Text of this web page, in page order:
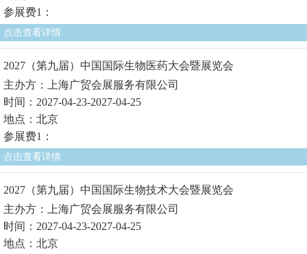
参展费1：
点击查看详情
2027（第九届）中国国际生物医药大会暨展览会
主办方：上海广贸会展服务有限公司
时间：2027-04-23-2027-04-25
地点：北京
参展费1：
点击查看详情
2027（第九届）中国国际生物技术大会暨展览会
主办方：上海广贸会展服务有限公司
时间：2027-04-23-2027-04-25
地点：北京